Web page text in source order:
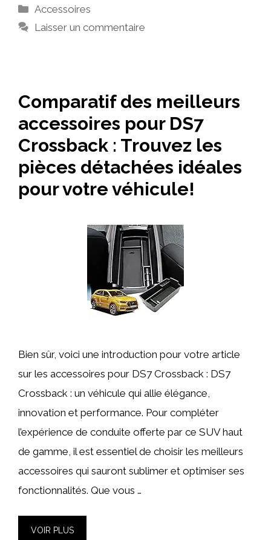
Catégories
Accessoires
Laisser un commentaire
Comparatif des meilleurs
accessoires pour DS7
Crossback : Trouvez les
pièces détachées idéales
pour votre véhicule!
Bien sûr, voici une introduction pour votre article
sur les accessoires pour DS7 Crossback : DS7
Crossback : un véhicule qui allie élégance,
innovation et performance. Pour compléter
l’expérience de conduite offerte par ce SUV haut
de gamme, il est essentiel de choisir les meilleurs
accessoires qui sauront sublimer et optimiser ses
fonctionnalités. Que vous …
VOIR PLUS